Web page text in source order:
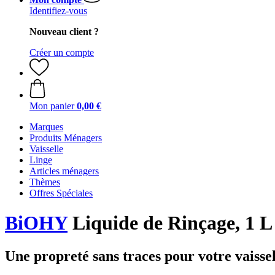
Identifiez-vous
Nouveau client ?
Créer un compte
Mon panier 0,00 €
Marques
Produits Ménagers
Vaisselle
Linge
Articles ménagers
Thèmes
Offres Spéciales
BiOHYLiquide de Rinçage, 1 L
Une propreté sans traces pour votre